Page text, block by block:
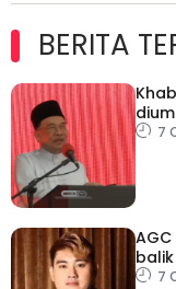
BERITA
7
7